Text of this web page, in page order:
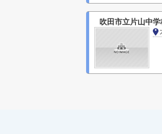
吹田市立片山中学